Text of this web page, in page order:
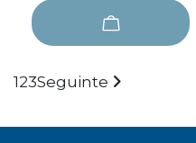
123Seguinte